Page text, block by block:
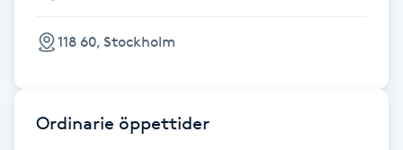
Idrottsmassage
IPL
118 60, Stockholm
Ordinarie öppettider